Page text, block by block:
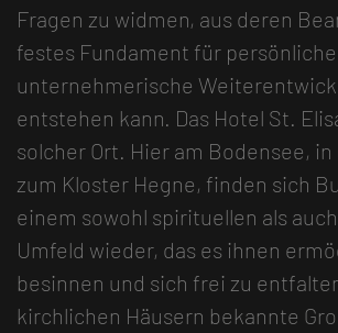
Fragen zu widmen, aus deren
festes Fundament für
unternehmerische
entstehen kann. Das Hotel St.
solcher Ort. Hier am Bodensee,
zum Kloster Hegne, finden sich
einem sowohl spirituellen als
Umfeld wieder, das es ihnen
besinnen und sich frei zu
kirchlichen Häusern bekannte